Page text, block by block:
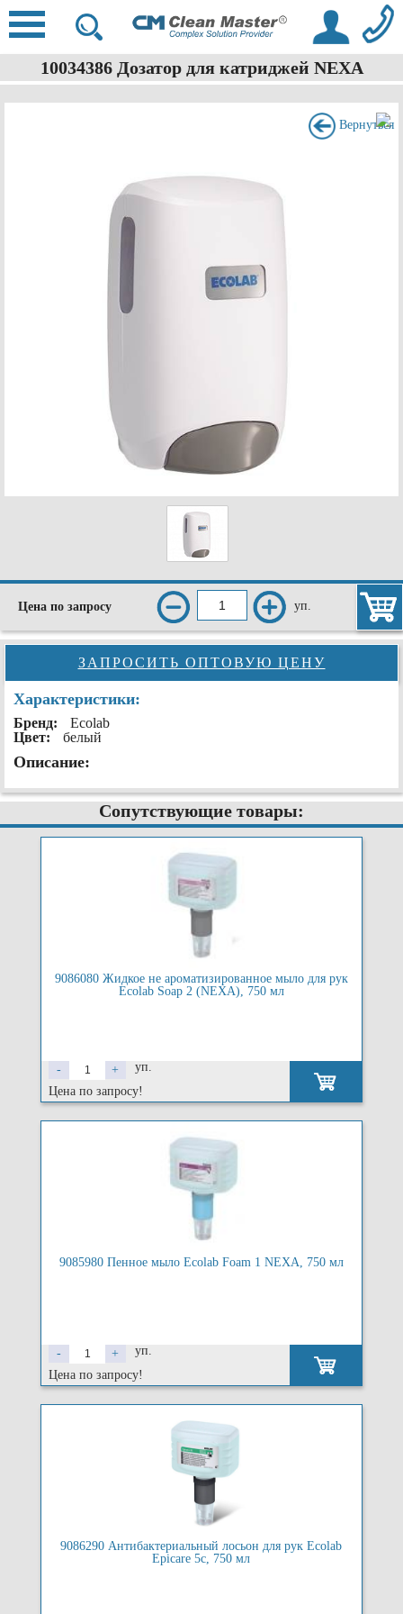
10034386 Дозатор для катриджей NEXA
Вернуться
Цена по запросу уп.
ЗАПРОСИТЬ ОПТОВУЮ ЦЕНУ
Характеристики:
Бренд:
Ecolab
Цвет:
белый
Описание:
Сопутствующие товары:
9086080 Жидкое не ароматизированное мыло для рук
Ecolab Soap 2 (NEXA), 750 мл
- +
уп.
Цена по запросу!
9085980 Пенное мыло Ecolab Foam 1 NEXA, 750 мл
- +
уп.
Цена по запросу!
9086290 Антибактериальный лосьон для рук Ecolab
Epicare 5c, 750 мл